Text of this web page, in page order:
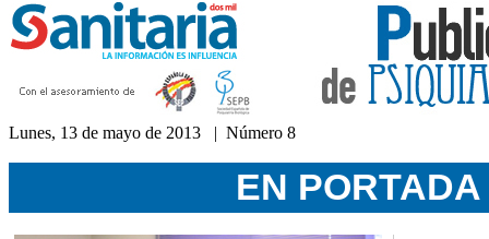
Lunes, 13 de mayo de 2013 | Número 8
EN PORTADA